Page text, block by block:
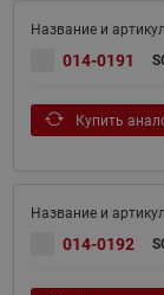
014-0191
Купить
014-0192